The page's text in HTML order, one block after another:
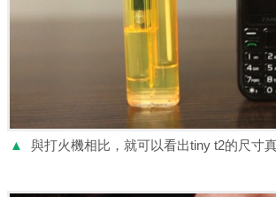
▲ 與打火機相比，就可以看出tiny t2的尺寸真